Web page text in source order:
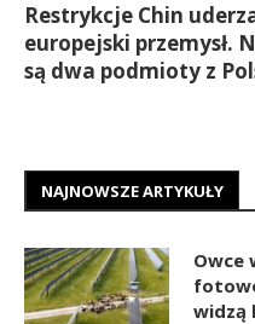
Restrykcje Chin
europejski przemysł.
są dwa podmioty z
NAJNOWSZE ARTYKUŁY
Owce
widzą